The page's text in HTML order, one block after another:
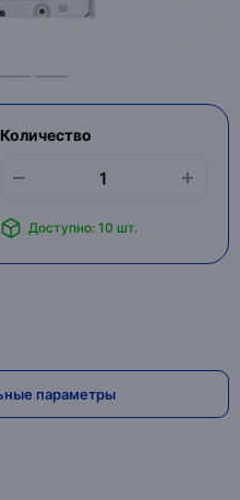
Количество
Доступно: 10 шт.
параметры